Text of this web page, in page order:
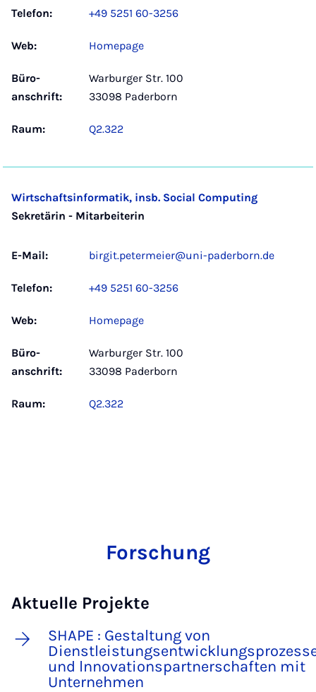
Telefon: +49 5251 60-3256
Web: Homepage
Büro­
anschrift:
Warburger Str. 100
33098 Paderborn
Raum: Q2.322
Wirtschaftsinformatik, insb. Social Computing
Sekretärin - Mitarbeiterin
E-Mail: birgit.petermeier@uni-paderborn.de
Telefon: +49 5251 60-3256
Web: Homepage
Büro­
anschrift:
Warburger Str. 100
33098 Paderborn
Raum: Q2.322
Forschung
Aktuelle Projekte
SHAPE : Gestaltung von
und lnnovationspartnerschaften mit
Unternehmen